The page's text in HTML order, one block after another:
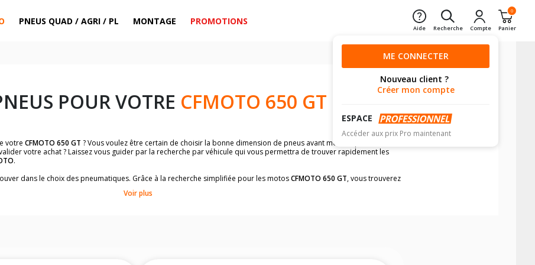
PNEUS QUAD / AGRI / PL MONTAGE PROMOTIONS
Aide Recherche Compte
0
Panier
ME CONNECTER
Nouveau client ?
Créer mon compte
ESPACE
Accéder aux prix Pro maintenant
POUR VOTRE CFMOTO 650 GT
votre CFMOTO 650 GT ? Vous voulez être certain de choisir la bonne dimension de pneus avant moto et pneus arrière
votre achat ? Laissez vous guider par la recherche par véhicule qui vous permettra de trouver rapidement les
.
dans le choix des pneumatiques. Grâce à la recherche simplifiée pour les motosCFMOTO 650 GT, vous trouverez
dimensions de vos pneus ? Ces informations sont indiquées sur le flanc des pneumatiques, dans le carnet de bord de
Voir plus